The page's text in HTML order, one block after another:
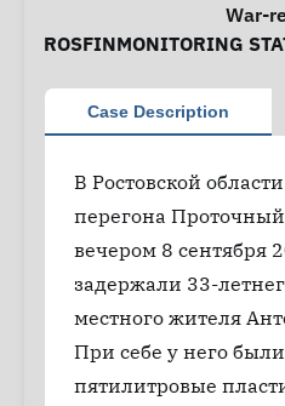
War-
ROSFINMONITORING
Case Description
В Ростовской
перегона
вечером 8 сентября
задержали 33-
местного жителя
При себе у него
пятилитровые